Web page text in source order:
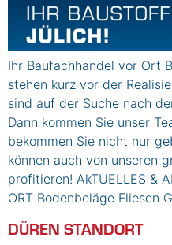
Ihr Baufachhandel vor Ort
stehen kurz vor der
sind auf der Suche nach
Dann kommen Sie unser
bekommen Sie nicht nur
können auch von unseren
profitieren! AkTUELLES &
ORT Bodenbeläge Fliesen
DÜREN STANDORT